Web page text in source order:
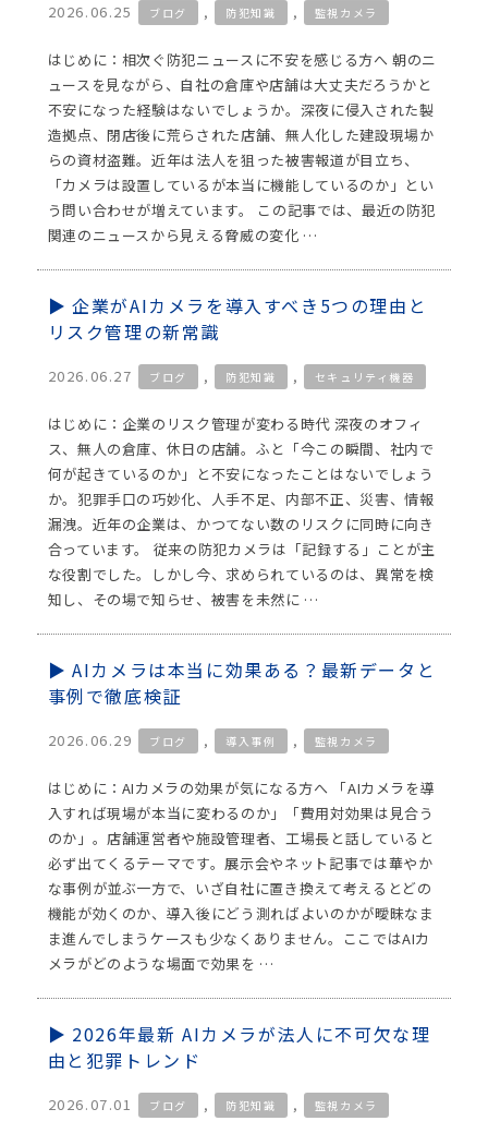
2026.06.25 ブログ , 防犯知識 , 監視カメラ
はじめに：相次ぐ防犯ニュースに不安を感じる方へ 朝のニ
ュースを見ながら、自社の倉庫や店舗は大丈夫だろうかと
不安になった経験はないでしょうか。深夜に侵入された製
造拠点、閉店後に荒らされた店舗、無人化した建設現場か
らの資材盗難。近年は法人を狙った被害報道が目立ち、
「カメラは設置しているが本当に機能しているのか」とい
う問い合わせが増えています。 この記事では、最近の防犯
関連のニュースから見える脅威の変化 …
企業がAIカメラを導入すべき5つの理由と
リスク管理の新常識
2026.06.27 ブログ , 防犯知識 , セキュリティ機器
はじめに：企業のリスク管理が変わる時代 深夜のオフィ
ス、無人の倉庫、休日の店舗。ふと「今この瞬間、社内で
何が起きているのか」と不安になったことはないでしょう
か。犯罪手口の巧妙化、人手不足、内部不正、災害、情報
漏洩。近年の企業は、かつてない数のリスクに同時に向き
合っています。 従来の防犯カメラは「記録する」ことが主
な役割でした。しかし今、求められているのは、異常を検
知し、その場で知らせ、被害を未然に …
AIカメラは本当に効果ある？最新データと
事例で徹底検証
2026.06.29 ブログ , 導入事例 , 監視カメラ
はじめに：AIカメラの効果が気になる方へ 「AIカメラを導
入すれば現場が本当に変わるのか」「費用対効果は見合う
のか」。店舗運営者や施設管理者、工場長と話していると
必ず出てくるテーマです。展示会やネット記事では華やか
な事例が並ぶ一方で、いざ自社に置き換えて考えるとどの
機能が効くのか、導入後にどう測ればよいのかが曖昧なま
ま進んでしまうケースも少なくありません。ここではAIカ
メラがどのような場面で効果を …
2026年最新 AIカメラが法人に不可欠な理
由と犯罪トレンド
2026.07.01 ブログ , 防犯知識 , 監視カメラ